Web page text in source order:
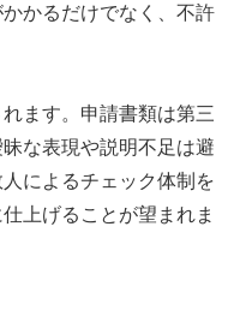
かるだけでなく、不許
ます。申請書類は第三
な表現や説明不足は避
によるチェック体制を
上げることが望まれま